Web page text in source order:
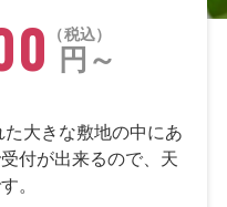
税込
円～
大きな敷地の中にあ
付が出来るので、天
。